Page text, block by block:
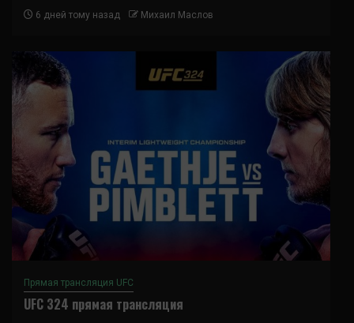
6 дней тому назад Михаил Маслов
Прямая трансляция UFC
UFC 324 прямая трансляция